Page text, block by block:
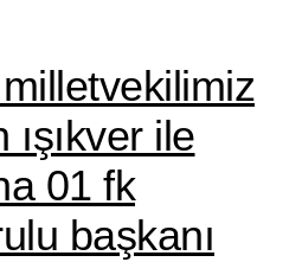
işıkver i̇le
01 fk
başkanı